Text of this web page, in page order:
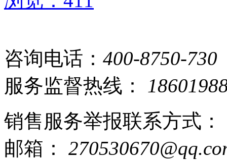
咨询电话： 400-8750-730
服务监督热线：
销售服务举报联系方式：
邮箱：